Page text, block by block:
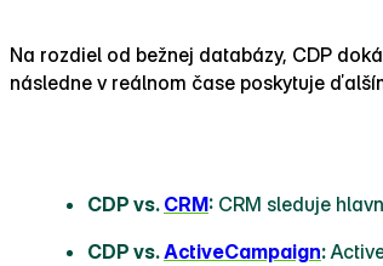
Na rozdiel od bežnej databázy, CDP
následne v reálnom čase poskytuje
CDP vs. CRM: CRM sleduje
CDP vs.ActiveCampaign: